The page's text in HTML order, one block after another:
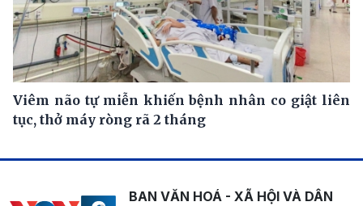
Viêm não tự miễn khiến bệnh nhân co giật liên
tục, thở máy ròng rã 2 tháng
BAN VĂN HOÁ - XÃ HỘI VÀ DÂN